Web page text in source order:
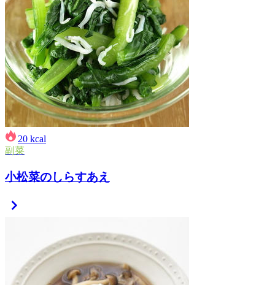
20 kcal
副菜
小松菜のしらすあえ